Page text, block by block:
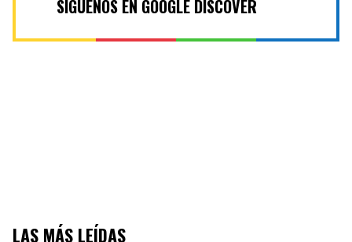
SÍGUENOS EN GOOGLE DISCOVER
LAS MÁS LEÍDAS